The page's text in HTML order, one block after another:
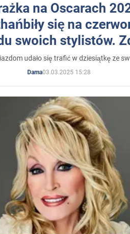
na Oscarach
się na
swoich stylistów.
udało się trafić w dziesiątkę ze
Dama03.03.2025 15:28